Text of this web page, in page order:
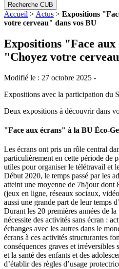
Recherche CUB
Accueil > Actus > Expositions
votre cerveau" dans vos BU
Expositions "Face
"Choyez votre
Modifié le : 27 octobre 2025 -
Expositions avec la participation du
Deux expositions à découvrir dans
"Face aux écrans" à la BU Éco-
Les écrans ont pris un rôle central
particulièrement en cette période de
utiles pour organiser le télétravail et
Début 2020, le temps passé par les
atteint une moyenne de 7h/jour dont
(jeux en ligne, réseaux sociaux,
aussi une grande part de leur temps
Durant les 20 premières années de
nécessite des activités sans écran :
échanges avec les autres dans le
écrans à ces activités structurantes
conséquences graves et irréversibles
et la santé des enfants et des
d’établir des règles d’usage